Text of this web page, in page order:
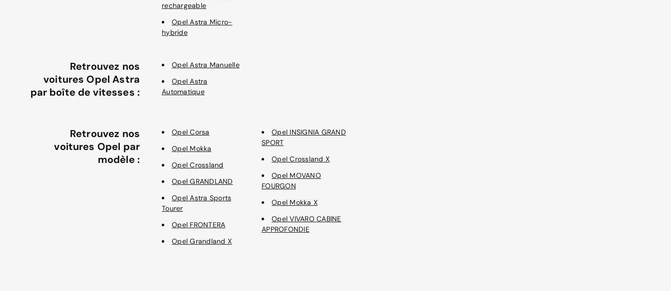
rechargeable
Opel Astra Micro-
hybride
Retrouvez nos
voitures Opel Astra
par boîte de vitesses :
Opel Astra Manuelle
Opel Astra
Automatique
Retrouvez nos
voitures Opel par
modèle :
Opel Corsa
Opel Mokka
Opel Crossland
Opel GRANDLAND
Opel Astra Sports
Tourer
Opel FRONTERA
Opel Grandland X
Opel INSIGNIA GRAND
SPORT
Opel Crossland X
Opel MOVANO
FOURGON
Opel Mokka X
Opel VIVARO CABINE
APPROFONDIE